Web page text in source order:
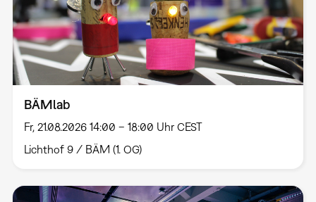
BÄMlab
Fr, 21.08.2026 14:00 – 18:00 Uhr CEST
Lichthof 9 / BÄM (1. OG)